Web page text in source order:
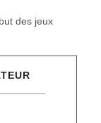
des jeux